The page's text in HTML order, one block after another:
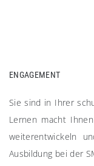
ENGAGEMENT
Sie sind in Ihrer
Lernen macht
weiterentwickeln
Ausbildung bei der